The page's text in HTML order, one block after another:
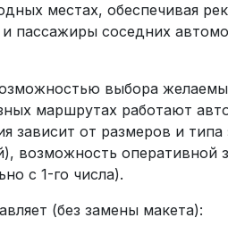
местах, обеспечивая
пассажиры соседних
выбора
маршрутах работают
зависит от размеров и
возможность оперативной
с 1-го числа).
(без замены макета):